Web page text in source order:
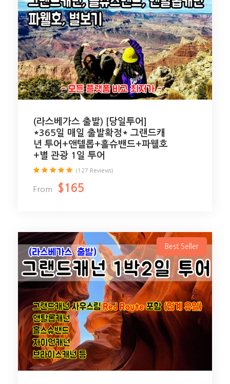
(라스베가스 출발) [당일투어]
*365일 매일 출발확정* 그랜드캐
년 투어+앤텔롭+홀슈밴드+파웰호
+별 관광 1일 투어
From $165
(127 Reviews)
Best Seller